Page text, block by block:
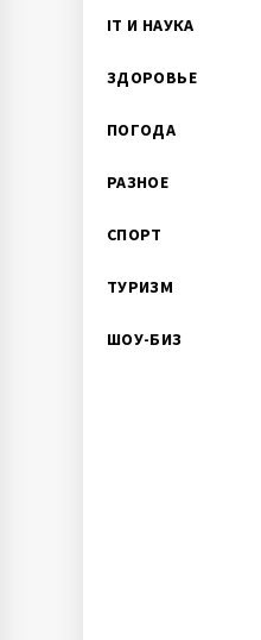
IT И НАУКА
ЗДОРОВЬЕ
ПОГОДА
РАЗНОЕ
СПОРТ
ТУРИЗМ
ШОУ-БИЗ